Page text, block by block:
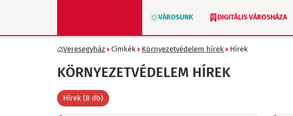
VÁROSUNK DIGITÁLIS VÁROSHÁZA
ZÖLD VERESEGYHÁZ VÁLASZTÁS 2026
Veresegyház Címkék Környezetvédelem hírek Hírek
KÖRNYEZETVÉDELEM HÍREK
Hírek (8 db)